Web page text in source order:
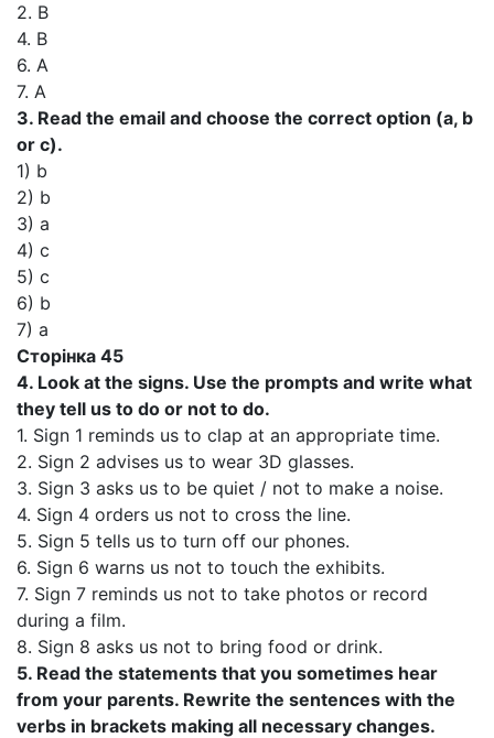
2. B
4. B
6. A
7. A
3. Read the email and choose the correct option (a, b
or c).
1) b
2) b
3) a
4) c
5) c
6) b
7) a
Сторінка 45
4. Look at the signs. Use the prompts and write what
they tell us to do or not to do.
1. Sign 1 reminds us to clap at an appropriate time.
2. Sign 2 advises us to wear 3D glasses.
3. Sign 3 asks us to be quiet / not to make a noise.
4. Sign 4 orders us not to cross the line.
5. Sign 5 tells us to turn off our phones.
6. Sign 6 warns us not to touch the exhibits.
7. Sign 7 reminds us not to take photos or record
during a film.
8. Sign 8 asks us not to bring food or drink.
5. Read the statements that you sometimes hear
from your parents. Rewrite the sentences with the
verbs in brackets making all necessary changes.